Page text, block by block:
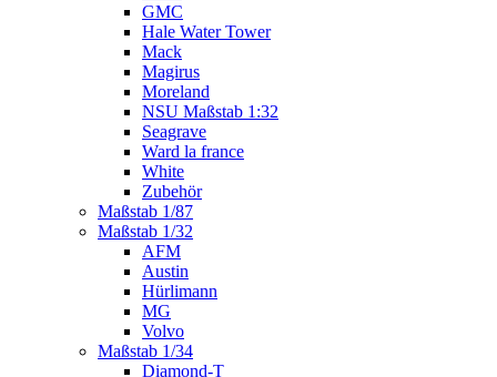
GMC
Hale Water Tower
Mack
Magirus
Moreland
NSU Maßstab 1:32
Seagrave
Ward la france
White
Zubehör
Maßstab 1/87
Maßstab 1/32
AFM
Austin
Hürlimann
MG
Volvo
Maßstab 1/34
Diamond-T